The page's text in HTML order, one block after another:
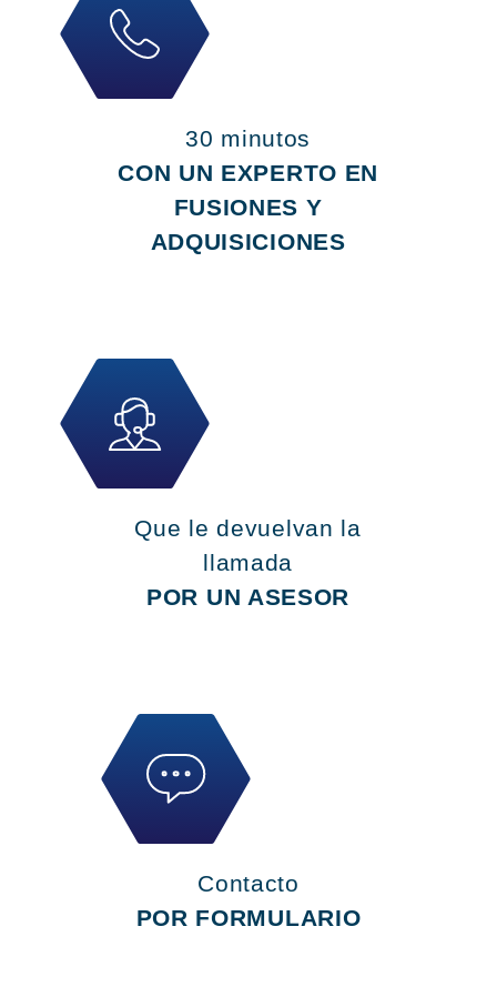
30 minutos
CON UN EXPERTO EN
FUSIONES Y
ADQUISICIONES
Que le devuelvan la
llamada
POR UN ASESOR
Contacto
POR FORMULARIO